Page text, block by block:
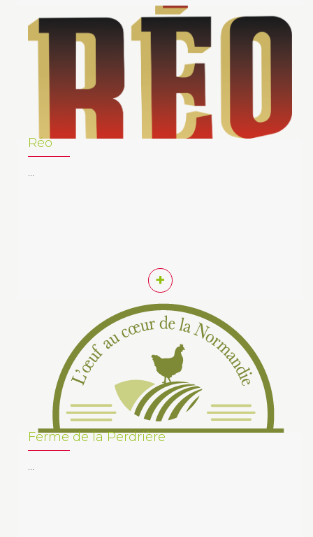
Réo
…
+
Ferme de la Perdrière
…